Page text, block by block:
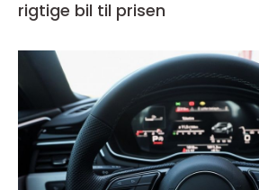
rigtige bil til prisen